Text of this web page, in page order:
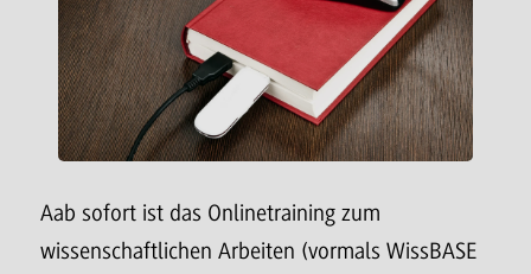
Aab sofort ist das Onlinetraining zum
wissenschaftlichen Arbeiten (vormals WissBASE